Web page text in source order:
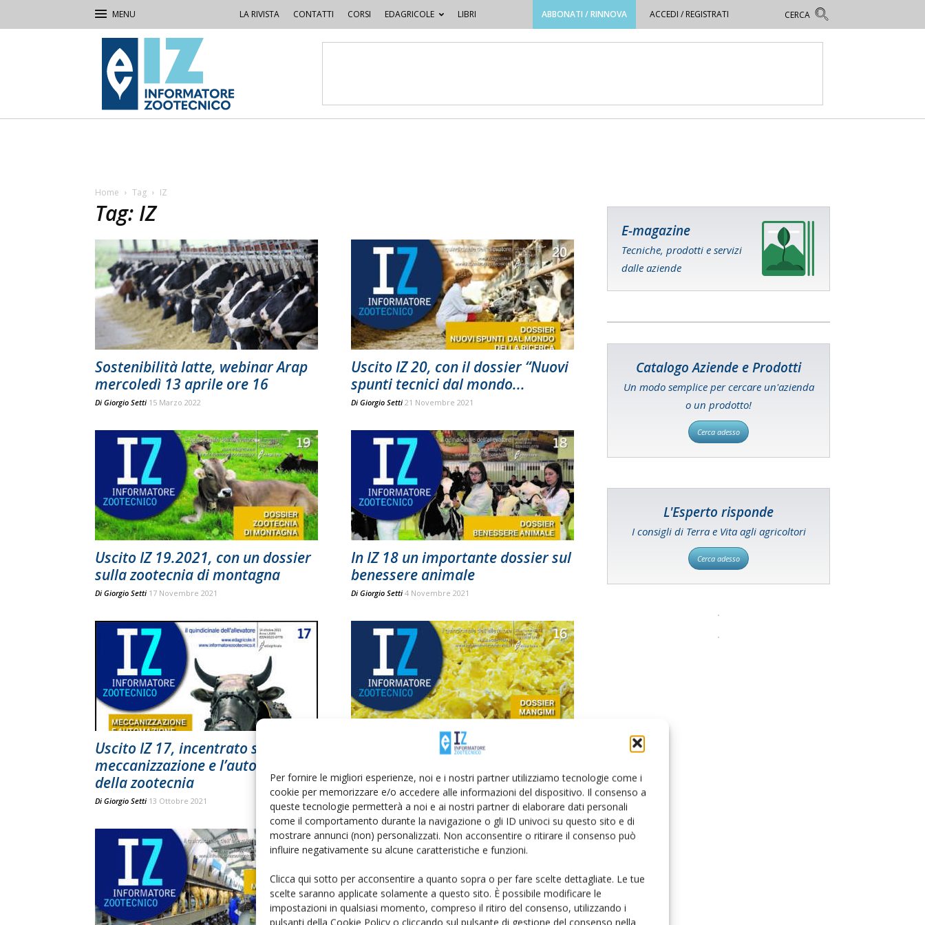
Per fornire le migliori esperienze, noi e i nostri partner utilizziamo tecnologie come i
cookie per memorizzare e/o accedere alle informazioni del dispositivo. Il consenso a
queste tecnologie permetterà a noi e ai nostri partner di elaborare dati personali
come il comportamento durante la navigazione o gli ID univoci su questo sito e di
mostrare annunci (non) personalizzati. Non acconsentire o ritirare il consenso può
influire negativamente su alcune caratteristiche e funzioni.
Clicca qui sotto per acconsentire a quanto sopra o per fare scelte dettagliate. Le tue
scelte saranno applicate solamente a questo sito. È possibile modificare le
impostazioni in qualsiasi momento, compreso il ritiro del consenso, utilizzando i
pulsanti della Cookie Policy o cliccando sul pulsante di gestione del consenso nella
LA RIVISTA CONTATTI CORSI EDAGRICOLE LIBRI ABBONATI / RINNOVA ACCEDI / REGISTRATI
IZ
Informatore
Zootecnico
Home Tag IZ
Tag: IZ
Sostenibilità latte, webinar Arap
mercoledì 13 aprile ore 16
Di Giorgio Setti 15 Marzo 2022
Uscito IZ 20, con il dossier “Nuovi
spunti tecnici dal mondo...
Di Giorgio Setti 21 Novembre 2021
Uscito IZ 19.2021, con un dossier
sulla zootecnia di montagna
Di Giorgio Setti 17 Novembre 2021
In IZ 18 un importante dossier sul
benessere animale
Di Giorgio Setti 4 Novembre 2021
Uscito IZ 17, incentrato sulla
meccanizzazione e l’automazione
della zootecnia
Di Giorgio Setti 13 Ottobre 2021
Uscito IZ 16.2021, con il dossier
Di Giorgio Setti 27 Settembre 2021
E-magazine
Tecniche, prodotti e servizi
dalle aziende
Catalogo Aziende e Prodotti
Un modo semplice per cercare un'azienda
o un prodotto!
Cerca adesso
L'Esperto risponde
I consigli di Terra e Vita agli agricoltori
Cerca adesso